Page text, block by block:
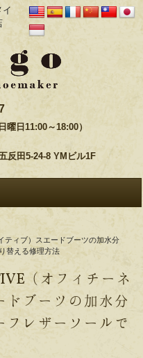
曜日11:00～18:00）
反田5-24-8 YMビル1F
ティブ）スエードブーツの加水分
替える修理方法
（オフィチーネ
ドブーツの加水分
レザーソールで